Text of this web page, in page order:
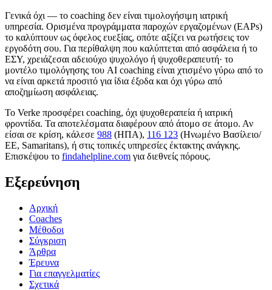
Γενικά όχι — το coaching δεν είναι τιμολογήσιμη ιατρική
υπηρεσία. Ορισμένα προγράμματα παροχών εργαζομένων (EAPs)
το καλύπτουν ως όφελος ευεξίας, οπότε αξίζει να ρωτήσεις τον
εργοδότη σου. Για περίθαλψη που καλύπτεται από ασφάλεια ή το
ΕΣΥ, χρειάζεσαι αδειούχο ψυχολόγο ή ψυχοθεραπευτή· το
μοντέλο τιμολόγησης του AI coaching είναι χτισμένο γύρω από το
να είναι αρκετά προσιτό για ίδια έξοδα και όχι γύρω από
αποζημίωση ασφάλειας.
Το Verke προσφέρει coaching, όχι ψυχοθεραπεία ή ιατρική
φροντίδα. Τα αποτελέσματα διαφέρουν από άτομο σε άτομο. Αν
είσαι σε κρίση, κάλεσε 988 (ΗΠΑ), 116 123 (Ηνωμένο Βασίλειο/
ΕΕ, Samaritans), ή στις τοπικές υπηρεσίες έκτακτης ανάγκης.
Επισκέψου το findahelpline.com για διεθνείς πόρους.
Εξερεύνηση
Αρχική
Coaches
Μέθοδοι
Σύγκριση
Άρθρα
Έρευνα
Για επαγγελματίες
Σχετικά